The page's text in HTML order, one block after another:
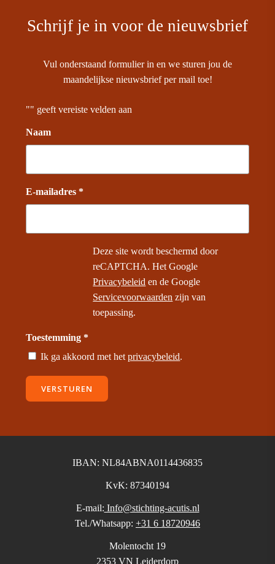
Schrijf je in voor de nieuwsbrief
Vul onderstaand formulier in en we sturen jou de
maandelijkse nieuwsbrief per mail toe!
"" geeft vereiste velden aan
Naam
E-mailadres *
Deze site wordt beschermd door
reCAPTCHA. Het Google
Privacybeleid en de Google
Servicevoorwaarden zijn van
toepassing.
Toestemming *
Ik ga akkoord met hetprivacybeleid.
VERSTUREN
IBAN: NL84ABNA0114436835
KvK: 87340194
E-mail: Info@stichting-acutis.nl
Tel./Whatsapp: +31 6 18720946
Molentocht 19
2353 VN Leiderdorp